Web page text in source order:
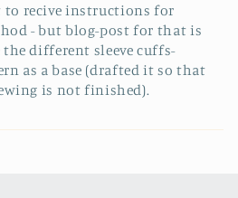
to recive instructions for
- but blog-post for that is
different sleeve cuffs-
as a base (drafted it so that
is not finished).